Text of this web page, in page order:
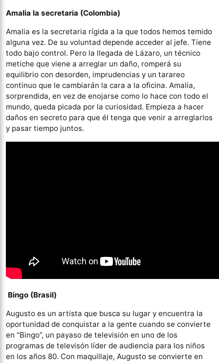
Amalia la secretaria (Colombia)
Amalia es la secretaria rígida a la que todos hemos temido
alguna vez. De su voluntad depende acceder al jefe. Tiene
todo bajo control. Pero la llegada de Lázaro, un técnico
metiche que viene a arreglar un daño, romperá su
equilibrio con desorden, imprudencias y un tarareo
continuo que le cambiarán la cara a la oficina. Amalia,
sorprendida, en vez de enojarse como lo hace con todo el
mundo, queda picada por la curiosidad. Empieza a hacer
daños en secreto para que él tenga que venir a arreglarlos
y pasar tiempo juntos.
Bingo (Brasil)
Augusto es un artista que busca su lugar y encuentra la
oportunidad de conquistar a la gente cuando se convierte
en “Bingo”, un payaso de televisión en uno de los
programas de televisón líder de audiencia para los niños
en los años 80. Con maquillaje, Augusto se convierte en